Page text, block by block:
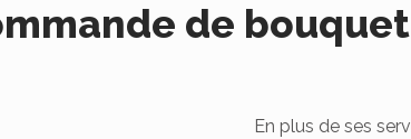
de
En plus de ses